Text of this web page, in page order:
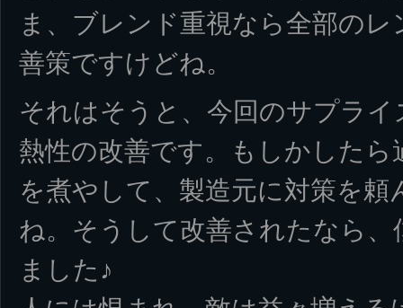
ま、ブレンド重視なら全部の
善策ですけどね。
それはそうと、今回のサプラ
熱性の改善です。もしかした
を煮やして、製造元に対策を
ね。そうして改善されたなら
ました♪